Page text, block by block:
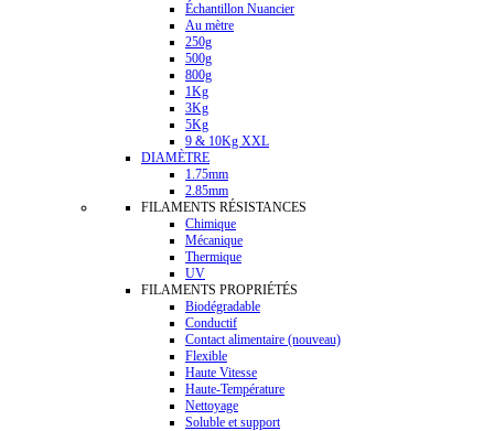
Échantillon Nuancier
Au mètre
250g
500g
800g
1Kg
3Kg
5Kg
9 & 10Kg XXL
DIAMÈTRE
1.75mm
2.85mm
FILAMENTS RÉSISTANCES
Chimique
Mécanique
Thermique
UV
FILAMENTS PROPRIÉTÉS
Biodégradable
Conductif
Contact alimentaire (nouveau)
Flexible
Haute Vitesse
Haute-Température
Nettoyage
Soluble et support